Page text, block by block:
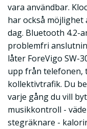
vara användbar.
har också
dag. Bluetooth 4.2-
problemfri
låter ForeVigo SW-
upp från telefonen,
kollektivtrafik. Du
varje gång du vill
musikkontroll -
stegräknare -